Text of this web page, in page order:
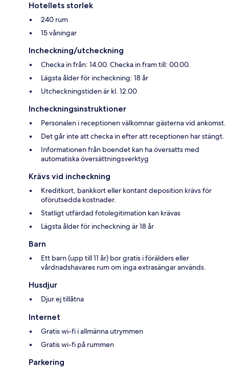
Hotellets storlek
240 rum
15 våningar
Incheckning/utcheckning
Checka in från: 14.00. Checka in fram till: 00.00.
Lägsta ålder för incheckning: 18 år
Utcheckningstiden är kl. 12.00
Incheckningsinstruktioner
Personalen i receptionen välkomnar gästerna vid ankomst.
Det går inte att checka in efter att receptionen har stängt.
Informationen från boendet kan ha översatts med
automatiska översättningsverktyg
Krävs vid incheckning
Kreditkort, bankkort eller kontant deposition krävs för
oförutsedda kostnader.
Statligt utfärdad fotolegitimation kan krävas
Lägsta ålder för incheckning är 18 år
Barn
Ett barn (upp till 11 år) bor gratis i förälders eller
vårdnadshavares rum om inga extrasängar används.
Husdjur
Djur ej tillåtna
Internet
Gratis wi-fi i allmänna utrymmen
Gratis wi-fi på rummen
Parkering